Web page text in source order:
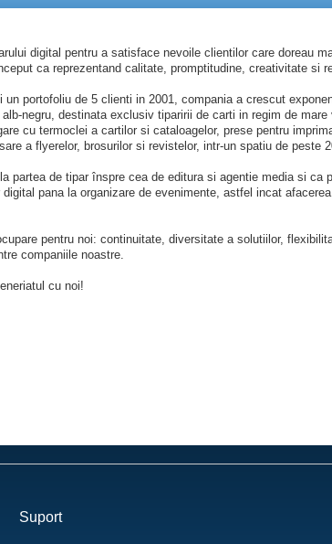
digital pentru a satisface nevoile clientilor care doreau
ca reprezentand calitate, promptitudine, creativitate si
portofoliu de 5 clienti in 2001, compania a crescut
negru, destinata exclusiv tiparirii de carti in regim de
cu termoclei a cartilor si cataloagelor, prese pentru
a flyerelor, brosurilor si revistelor, intr-un spatiu de peste
de tipar înspre cea de editura si agentie media si ca
pana la organizare de evenimente, astfel incat
pentru noi: continuitate, diversitate a solutiilor,
companiile noastre.
cu noi!
Suport